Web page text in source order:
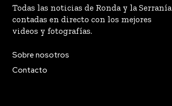
Todas las noticias de Ronda y la Serranía
contadas en directo con los mejores
videos y fotografías.
Sobre nosotros
Contacto